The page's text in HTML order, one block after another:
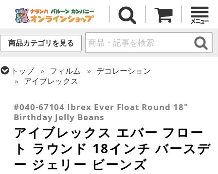
商品カテゴリを見る
トップ フィルム
デコレーション
アイブレックス
#040-67104 Ibrex Ever Float Round 18"
Birthday Jelly Beans
アイブレックス エバー フロー
ト ラウンド 18インチ バースデ
ー ジェリー ビーンズ